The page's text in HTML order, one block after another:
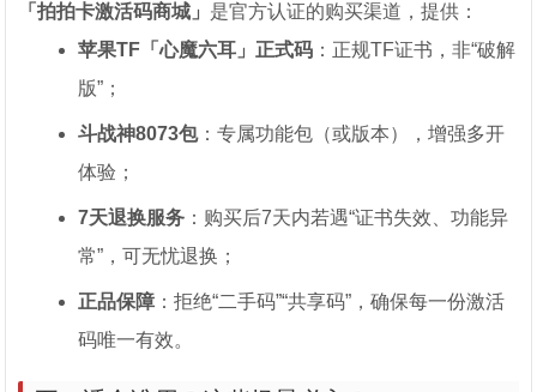
「拍拍卡激活码商城」 是官方认证的购买渠道，提供：
苹果TF「心魔六耳」正式码 ：正规TF证书，非“破解
版”；
斗战神8073包：专属功能包（或版本），增强多开
体验；
7天退换服务 ：购买后7天内若遇“证书失效、功能异
常”，可无忧退换；
正品保障 ：拒绝“二手码”“共享码”，确保每一份激活
码唯一有效。